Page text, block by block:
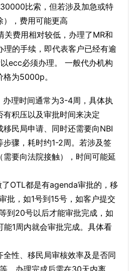
比索​，但若涉及加急或特
），费用可能更高
关费用相对较低，办理了MR和
理的手续，即代表客户已经有逾
ecc必须办理。 一般代办机构
格为5000p。
办理时间通常为3-4周，具体执
积压以及审批时间来决定
民局申请、同时还需要向NBI
骤，耗时约1-2周。若涉及签
要向法院接触），时间可能延
OTL都是有agenda审批的，移
批，如1号到15号，如客户提交
到20号以后才能审批完成，如
能1周内就会审批完成。具体看
全性、移民局审核效率及是否同